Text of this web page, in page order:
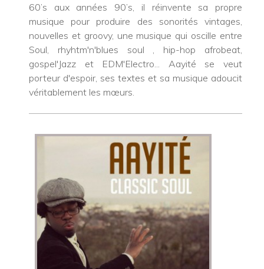
60’s aux années 90’s, il réinvente sa propre
musique pour produire des sonorités vintages,
nouvelles et groovy, une musique qui oscille entre
Soul, rhyhtm'n'blues soul , hip-hop afrobeat,
gospel'Jazz et EDM'Electro... Aayité se veut
porteur d'espoir, ses textes et sa musique adoucit
véritablement les mœurs.